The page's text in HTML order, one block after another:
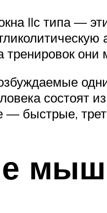
IIс типа —
они
состоят
— быстрые,